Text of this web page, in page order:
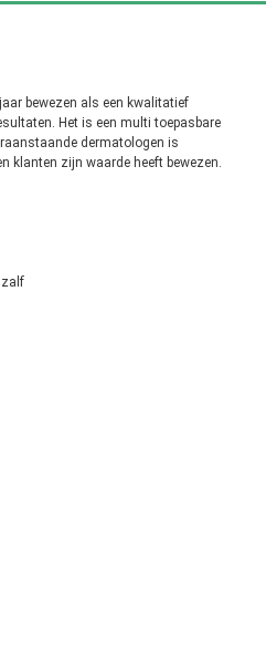
bewezen als een kwalitatief
Het is een multi toepasbare
dermatologen is
klanten zijn waarde heeft bewezen.
zalf